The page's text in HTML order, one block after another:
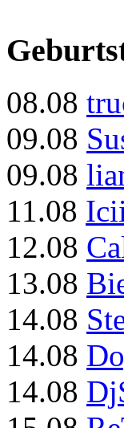
08.08
09.08
09.08
11.08
12.08
13.08
14.08
14.08
14.08